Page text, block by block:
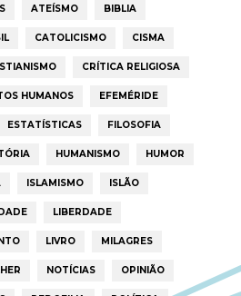
ATEÍSMO BIBLIA
CATOLICISMO CISMA
CRÍTICA RELIGIOSA
HUMANOS EFEMÉRIDE
ESTATÍSTICAS FILOSOFIA
HUMANISMO HUMOR
ISLAMISMO ISLÃO
LIBERDADE
LIVRO MILAGRES
NOTÍCIAS OPINIÃO